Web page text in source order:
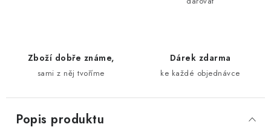
Zboží dobře známe,
sami z něj tvoříme
Dárek zdarma
ke každé objednávce
Popis produktu